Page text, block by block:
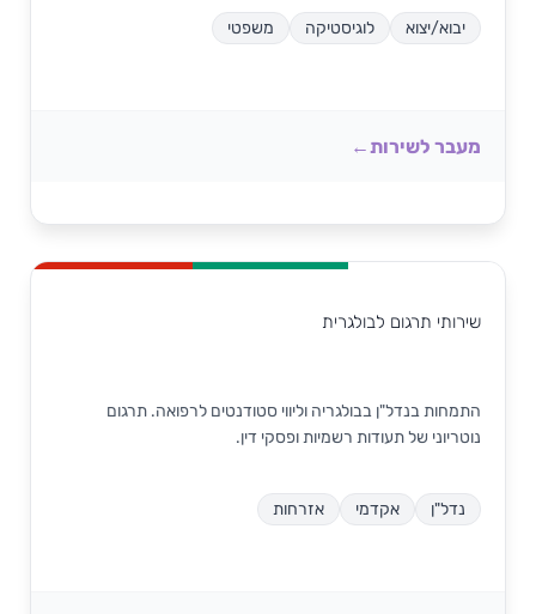
יבוא/יצוא לוגיסטיקה משפטי
מעבר לשירות
שירותי תרגום לבולגרית
התמחות בנדל"ן בבולגריה וליווי סטודנטים לרפואה. תרגום
נוטריוני של תעודות רשמיות ופסקי דין.
נדל"ן אקדמי אזרחות